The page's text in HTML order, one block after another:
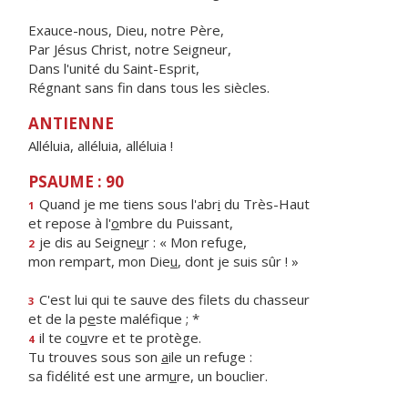
Exauce-nous, Dieu, notre Père,
Par Jésus Christ, notre Seigneur,
Dans l'unité du Saint-Esprit,
Régnant sans fin dans tous les siècles.
ANTIENNE
Alléluia, alléluia, alléluia !
PSAUME : 90
1 Quand je me tiens sous l'abri du Très-Haut
et repose à l'ombre du Puissant,
2 je dis au Seigneur : « Mon refuge,
mon rempart, mon Dieu, dont je suis sûr ! »
3 C'est lui qui te sauve des filets du chasseur
et de la peste maléfique ; *
4 il te couvre et te protège.
Tu trouves sous son aile un refuge :
sa fidélité est une armure, un bouclier.